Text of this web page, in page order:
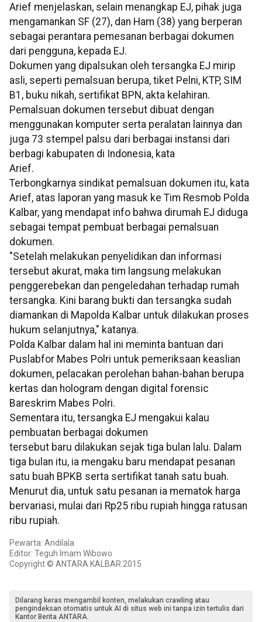
Arief menjelaskan, selain menangkap EJ, pihak juga
mengamankan SF (27), dan Ham (38) yang berperan
sebagai perantara pemesanan berbagai dokumen
dari pengguna, kepada EJ.
Dokumen yang dipalsukan oleh tersangka EJ mirip
asli, seperti pemalsuan berupa, tiket Pelni, KTP, SIM
B1, buku nikah, sertifikat BPN, akta kelahiran.
Pemalsuan dokumen tersebut dibuat dengan
menggunakan komputer serta peralatan lainnya dan
juga 73 stempel palsu dari berbagai instansi dari
berbagi kabupaten di Indonesia, kata
Arief.
Terbongkarnya sindikat pemalsuan dokumen itu, kata
Arief, atas laporan yang masuk ke Tim Resmob Polda
Kalbar, yang mendapat info bahwa dirumah EJ diduga
sebagai tempat pembuat berbagai pemalsuan
dokumen.
"Setelah melakukan penyelidikan dan informasi
tersebut akurat, maka tim langsung melakukan
penggerebekan dan pengeledahan terhadap rumah
tersangka. Kini barang bukti dan tersangka sudah
diamankan di Mapolda Kalbar untuk dilakukan proses
hukum selanjutnya," katanya.
Polda Kalbar dalam hal ini meminta bantuan dari
Puslabfor Mabes Polri untuk pemeriksaan keaslian
dokumen, pelacakan perolehan bahan-bahan berupa
kertas dan hologram dengan digital forensic
Bareskrim Mabes Polri.
Sementara itu, tersangka EJ mengakui kalau
pembuatan berbagai dokumen
tersebut baru dilakukan sejak tiga bulan lalu. Dalam
tiga bulan itu, ia mengaku baru mendapat pesanan
satu buah BPKB serta sertifikat tanah satu buah.
Menurut dia, untuk satu pesanan ia mematok harga
bervariasi, mulai dari Rp25 ribu rupiah hingga ratusan
ribu rupiah.
Pewarta: Andilala
Editor: Teguh Imam Wibowo
Copyright © ANTARA KALBAR 2015
Dilarang keras mengambil konten, melakukan crawling atau
pengindeksan otomatis untuk AI di situs web ini tanpa izin tertulis dari
Kantor Berita ANTARA.